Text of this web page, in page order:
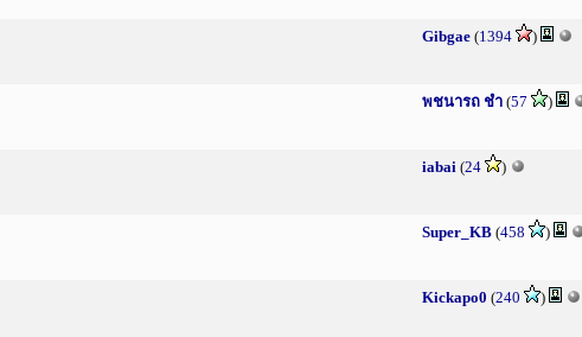
Gibgae (1394 )
พชนารถ ชำ (57 )
iabai (24 )
Super_KB (458 )
Kickapo0 (240 )